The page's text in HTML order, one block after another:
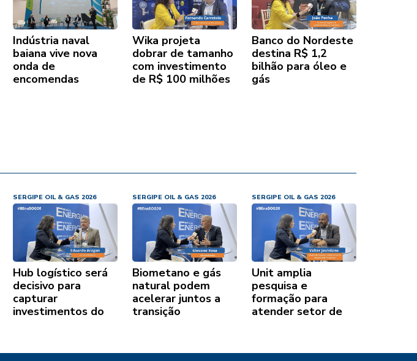
Indústria naval
baiana vive nova
onda de
encomendas
Wika projeta
dobrar de tamanho
com investimento
de R$ 100 milhões
Banco do Nordeste
destina R$ 1,2
bilhão para óleo e
gás
SERGIPE OIL & GAS 2026
Hub logístico será
decisivo para
capturar
investimentos do
SERGIPE OIL & GAS 2026
Biometano e gás
natural podem
acelerar juntos a
transição
SERGIPE OIL & GAS 2026
Unit amplia
pesquisa e
formação para
atender setor de